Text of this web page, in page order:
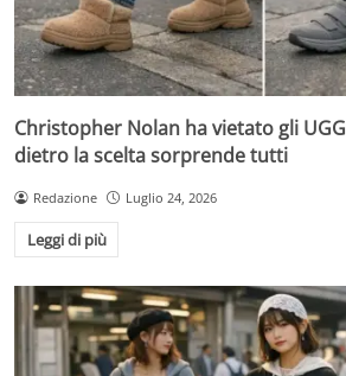
Christopher Nolan ha vietato gli
dietro la scelta sorprende tutti
Redazione Luglio 24, 2026
Leggi di più